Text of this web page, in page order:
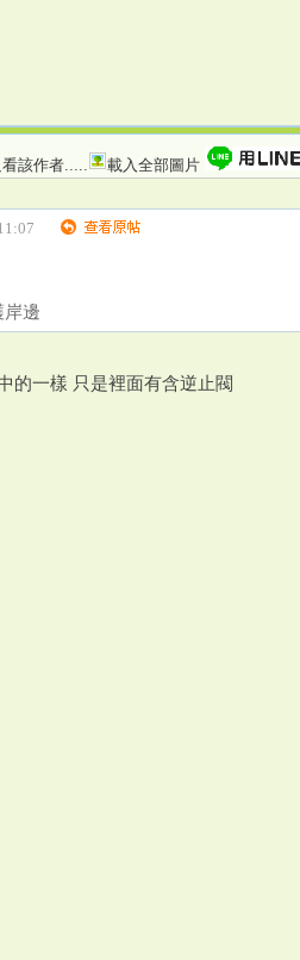
看該作者 載入全部圖片
岸邊
的一樣 只是裡面有含逆止閥